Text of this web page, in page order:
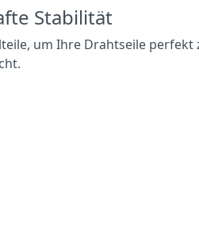
Stabilität
um Ihre Drahtseile perfekt